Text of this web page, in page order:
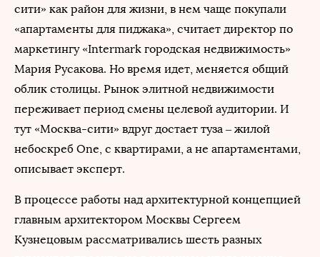
сити» как район для жизни, в нем чаще покупали
«апартаменты для пиджака», считает директор по
маркетингу «Intermark городская недвижимость»
Мария Русакова. Но время идет, меняется общий
облик столицы. Рынок элитной недвижимости
переживает период смены целевой аудитории. И
тут «Москва-сити» вдруг достает туза ‒ жилой
небоскреб One, с квартирами, а не апартаментами,
описывает эксперт.
В процессе работы над архитектурной концепцией
главным архитектором Москвы Сергеем
Кузнецовым рассматривались шесть разных